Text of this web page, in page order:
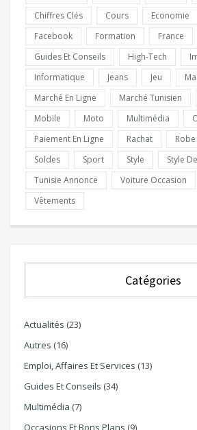
Chiffres Clés
Cours Economie
Facebook
Formation
France
Guides Et Conseils
High-Tech
Informatique
Jeans Jeu
Marché En Ligne
Marché Tunisien
Mobile
Moto Multimédia
Paiement En Ligne
Rachat Robe
Soldes
Sport Style Style
Tunisie Annonce
Voiture Occasion
Vêtements
Catégories
Actualités (23)
Autres (16)
Emploi, Affaires Et Services (13)
Guides Et Conseils (34)
Multimédia (7)
Occasions Et Bons Plans (9)